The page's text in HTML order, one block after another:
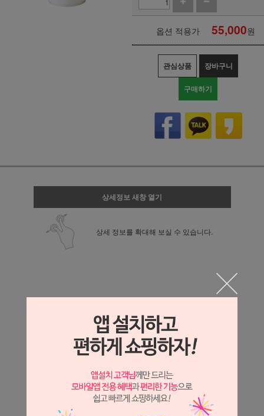
옵션 적용가 55,000원
관심상품 장바구니
구매하기
상세정보 새창 열기
상세 정보를 확대해 보실 수 있습니다.